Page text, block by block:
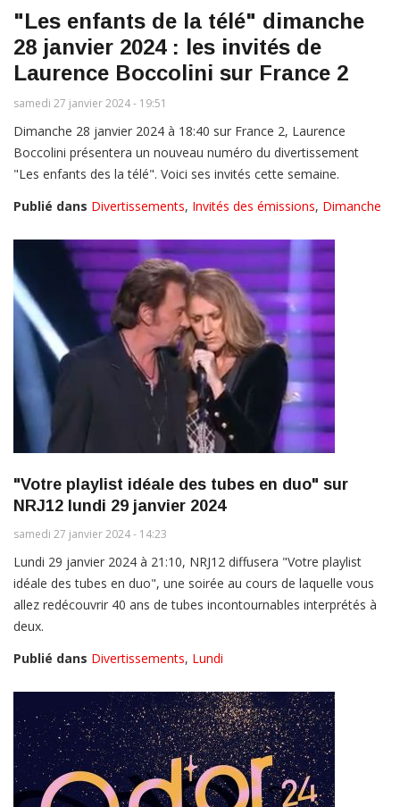
"Les enfants de la télé" dimanche
28 janvier 2024 : les invités de
Laurence Boccolini sur France 2
samedi 27 janvier 2024 - 19:51
Dimanche 28 janvier 2024 à 18:40 sur France 2, Laurence
Boccolini présentera un nouveau numéro du divertissement
"Les enfants des la télé". Voici ses invités cette semaine.
Publié dans Divertissements, Invités des émissions, Dimanche
"Votre playlist idéale des tubes en duo" sur
NRJ12 lundi 29 janvier 2024
samedi 27 janvier 2024 - 14:23
Lundi 29 janvier 2024 à 21:10, NRJ12 diffusera "Votre playlist
idéale des tubes en duo", une soirée au cours de laquelle vous
allez redécouvrir 40 ans de tubes incontournables interprétés à
deux.
Publié dans Divertissements, Lundi